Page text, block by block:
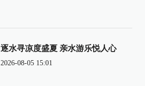
逐水寻凉度盛夏 亲水游乐悦人心
2026-08-05 15:01